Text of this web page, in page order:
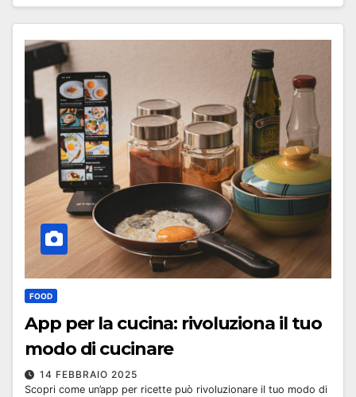
FOOD
App per la cucina: rivoluziona il tuo
modo di cucinare
14 FEBBRAIO 2025
Scopri come un’app per ricette può rivoluzionare il tuo modo di